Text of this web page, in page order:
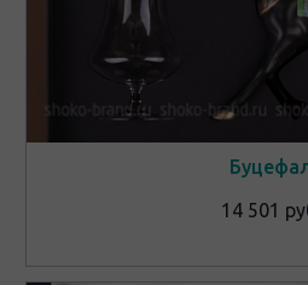
14 501